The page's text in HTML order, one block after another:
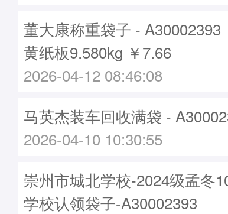
董大康称重袋子 - A30002393
黄纸板9.580kg ￥7.66
2026-04-12 08:46:08
马英杰装车回收满袋 -
2026-04-10 10:30:55
崇州市城北学校-2024级孟冬
学校认领袋子-A30002393